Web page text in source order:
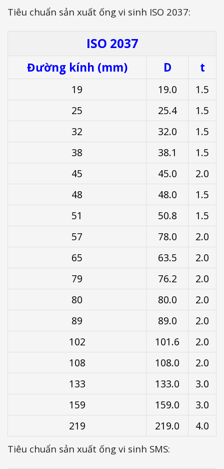
Tiêu chuẩn sản xuất ống vi sinh ISO 2037:
ISO 2037
Đường kính (mm) D t
19 19.0
1.5
25
25.4
1.5
32
32.0
1.5
38
38.1
1.5
45
45.0
2.0
48
48.0
1.5
51
50.8
1.5
57
78.0
2.0
65
63.5
2.0
79
76.2
2.0
80
80.0
2.0
89
89.0
2.0
102
101.6
2.0
108
108.0
2.0
133
133.0
3.0
159
159.0
3.0
219
219.0 4.0
Tiêu chuẩn sản xuất ống vi sinh SMS: